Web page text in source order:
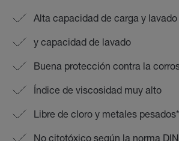
Alta capacidad de carga y lavado
y capacidad de lavado
Buena protección contra la
Índice de viscosidad muy alto
Libre de cloro y metales
No citotóxico según la norma